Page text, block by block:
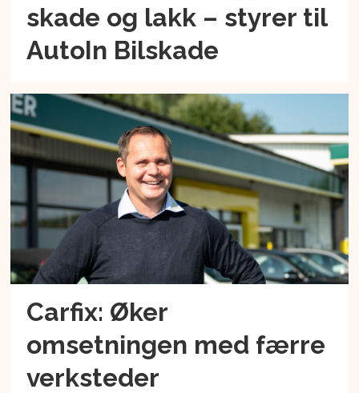
skade og lakk – styrer til
AutoIn Bilskade
Carfix: Øker
omsetningen med færre
verksteder